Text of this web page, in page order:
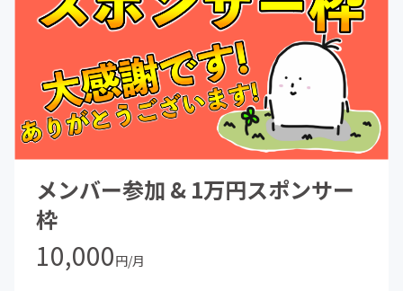
メンバー参加 & 1万円スポンサー
枠
10,000円/月